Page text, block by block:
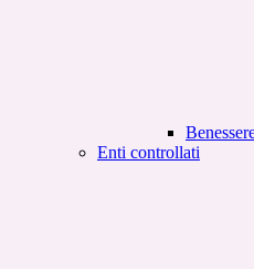
Enti controllati